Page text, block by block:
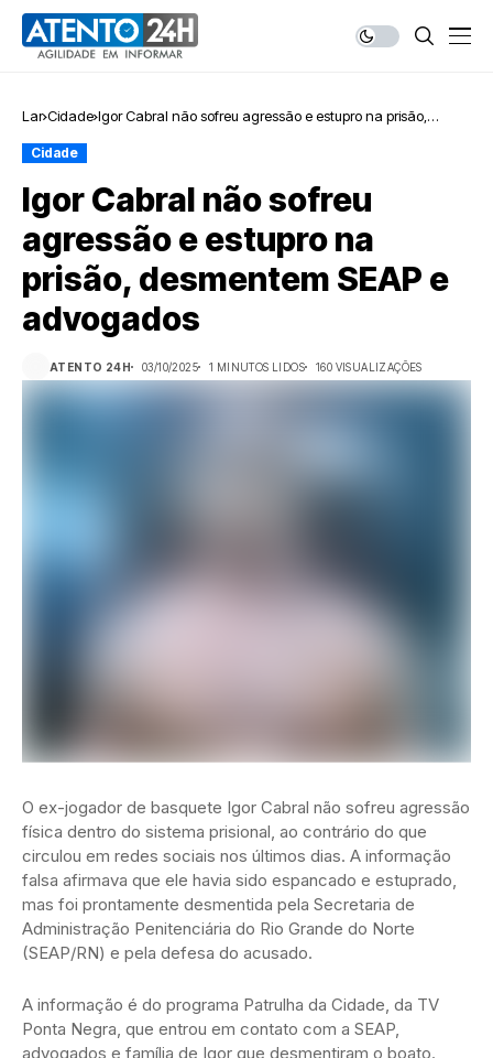
Lar Cidade Igor Cabral não sofreu agressão e estupro na prisão,
Cidade
Igor Cabral não sofreu
agressão e estupro na
prisão, desmentem SEAP e
advogados
ATENTO 24H 03/10/2025 1 MINUTOS LIDOS 160 VISUALIZAÇÕES
O ex-jogador de basquete Igor Cabral não sofreu agressão
física dentro do sistema prisional, ao contrário do que
circulou em redes sociais nos últimos dias. A informação
falsa afirmava que ele havia sido espancado e estuprado,
mas foi prontamente desmentida pela Secretaria de
Administração Penitenciária do Rio Grande do Norte
(SEAP/RN) e pela defesa do acusado.
A informação é do programa Patrulha da Cidade, da TV
Ponta Negra, que entrou em contato com a SEAP,
advogados e família de Igor que desmentiram o boato.